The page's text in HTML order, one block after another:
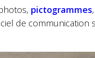
pictogrammes
de